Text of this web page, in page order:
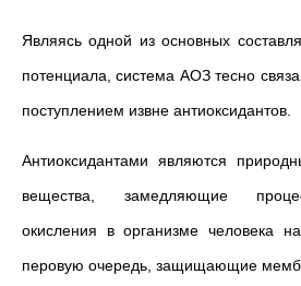
Являясь одной из основных
потенциала, система АОЗ тесно
поступлением извне антиоксидантов.
Антиоксидантами являются
вещества, замедляющие
окисления в организме человека
перовую очередь, защищающие